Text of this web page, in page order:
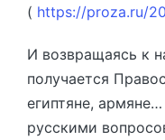
( https://proza.ru/
И возвращаясь к
получается
египтяне,
русскими